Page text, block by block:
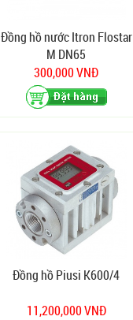
Đồng hồ nước Itron Flostar
M DN65
300,000 VNĐ
Đồng hồ Piusi K600/4
11,200,000 VNĐ